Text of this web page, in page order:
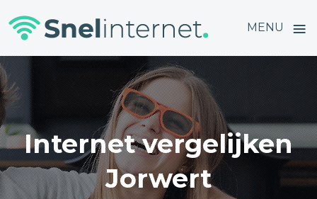
MENU ≡
Skip
to
content
Internet vergelijken
Jorwert